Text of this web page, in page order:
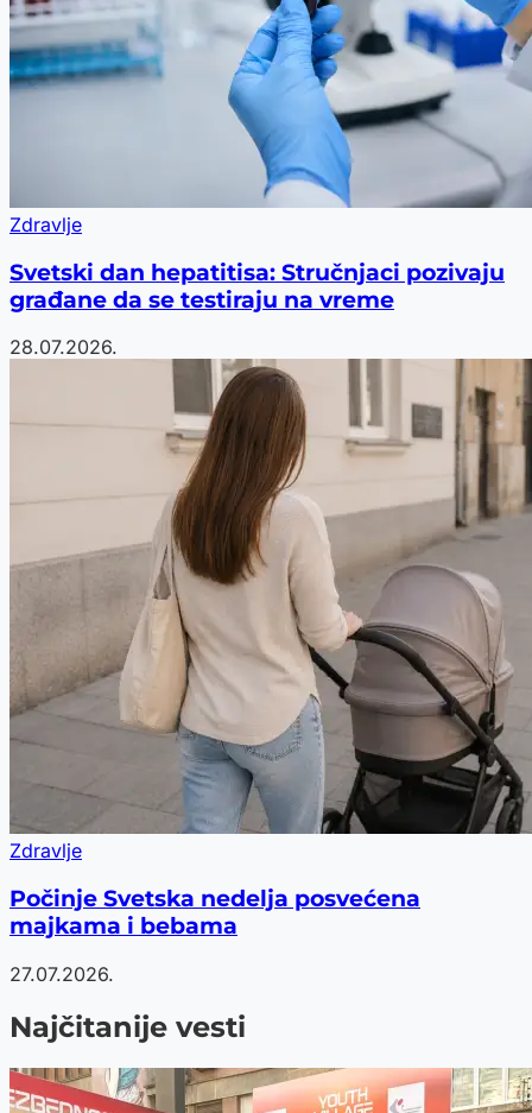
Zdravlje
Svetski dan hepatitisa: Stručnjaci pozivaju
građane da se testiraju na vreme
28.07.2026.
Zdravlje
Počinje Svetska nedelja posvećena
majkama i bebama
27.07.2026.
Najčitanije vesti